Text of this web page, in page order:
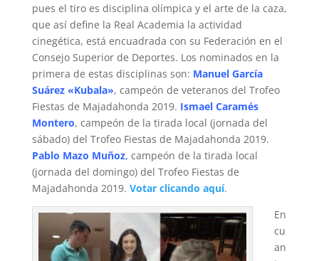
pues el tiro es disciplina olímpica y el arte de la caza,
que así define la Real Academia la actividad
cinegética, está encuadrada con su Federación en el
Consejo Superior de Deportes. Los nominados en la
primera de estas disciplinas son: Manuel García
Suárez «Kubala», campeón de veteranos del Trofeo
Fiestas de Majadahonda 2019. Ismael Caramés
Montero, campeón de la tirada local (jornada del
sábado) del Trofeo Fiestas de Majadahonda 2019.
Pablo Mazo Muñoz, campeón de la tirada local
(jornada del domingo) del Trofeo Fiestas de
Majadahonda 2019. Votar clicando aquí.
En
cu
an